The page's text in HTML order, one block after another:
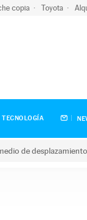
copia Toyota
TECNOLOGÍA
de